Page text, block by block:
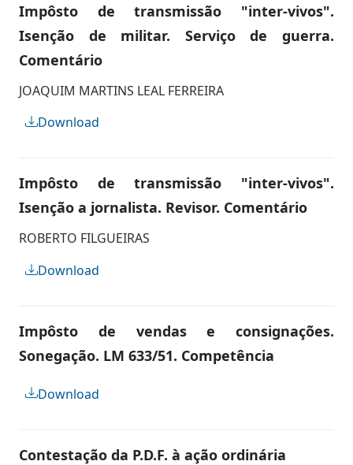
Impôsto de transmissão "inter-vivos".
Isenção de militar. Serviço de guerra.
Comentário
JOAQUIM MARTINS LEAL FERREIRA
Download
Impôsto de transmissão "inter-vivos".
Isenção a jornalista. Revisor. Comentário
ROBERTO FILGUEIRAS
Download
Impôsto de vendas e consignações.
Sonegação. LM 633/51. Competência
Download
Contestação da P.D.F. à ação ordinária